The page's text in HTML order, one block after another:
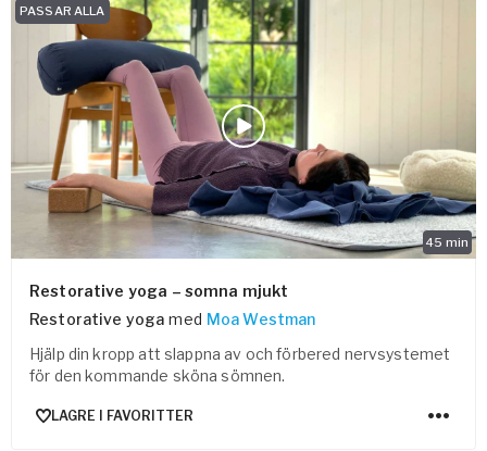
45 min
PASSAR ALLA
Restorative yoga – somna mjukt
Restorative yoga med Moa Westman
Hjälp din kropp att slappna av och förbered nervsystemet
för den kommande sköna sömnen.
LAGRE I FAVORITTER